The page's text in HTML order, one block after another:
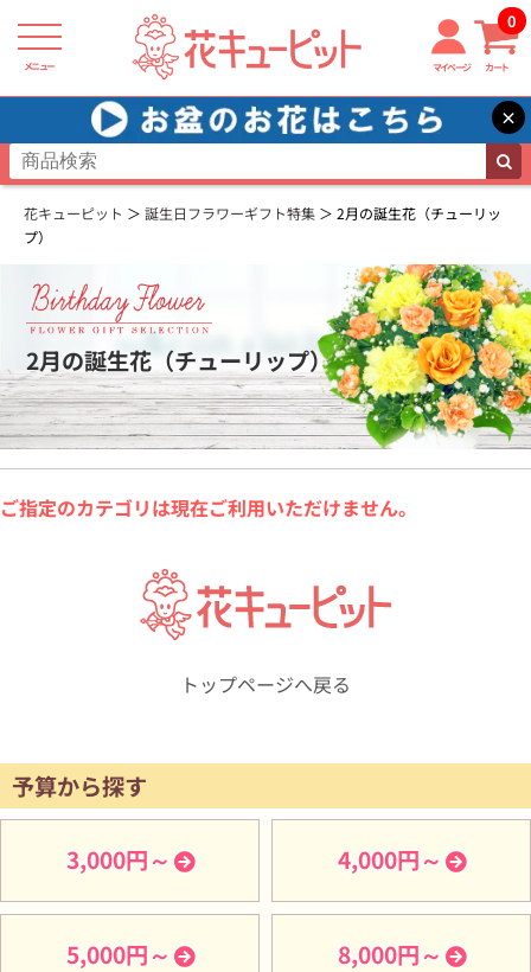
メニュー マイページ カート
0
×
花キューピット 誕生日フラワーギフト特集
2月の誕生花（チューリッ
プ）
2月の誕生花（チューリップ）
ご指定のカテゴリは現在ご利用いただけません。
トップページへ戻る
予算から探す
3,000円～ 4,000円～
5,000円～ 8,000円～